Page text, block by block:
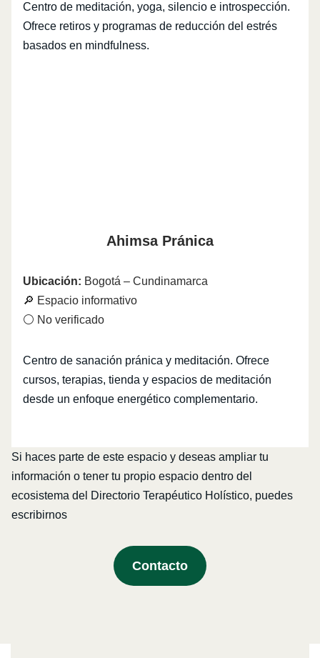
Centro de meditación, yoga, silencio e introspección.
Ofrece retiros y programas de reducción del estrés
basados en mindfulness.
Ahimsa Pránica
Ubicación: Bogotá – Cundinamarca
🔎 Espacio informativo
⚪ No verificado
Centro de sanación pránica y meditación. Ofrece
cursos, terapias, tienda y espacios de meditación
desde un enfoque energético complementario.
Si haces parte de este espacio y deseas ampliar tu
información o tener tu propio espacio dentro del
ecosistema del Directorio Terapéutico Holístico, puedes
escribirnos
Contacto